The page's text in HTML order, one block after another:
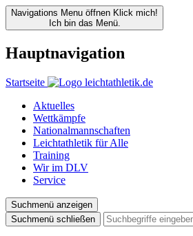
Navigations Menu öffnen Klick mich!
Ich bin das Menü.
Hauptnavigation
Startseite
Aktuelles
Wettkämpfe
Nationalmannschaften
Leichtathletik für Alle
Training
Wir im DLV
Service
Suchmenü anzeigen
Suchmenü schließen